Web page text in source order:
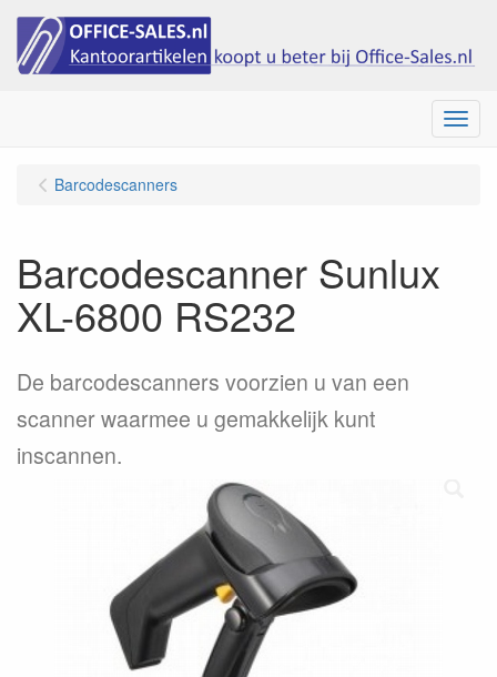
Menu
Barcodescanners
Barcodescanner Sunlux
XL-6800 RS232
De barcodescanners voorzien u van een
scanner waarmee u gemakkelijk kunt
inscannen.